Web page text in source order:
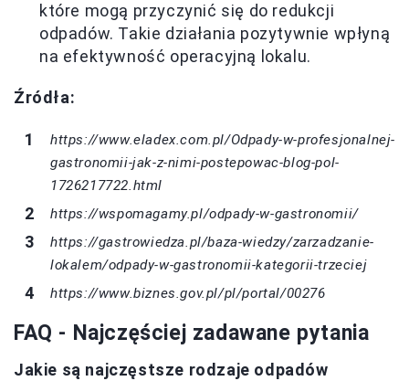
które mogą przyczynić się do redukcji
odpadów. Takie działania pozytywnie wpłyną
na efektywność operacyjną lokalu.
Źródła:
https://www.eladex.com.pl/Odpady-w-profesjonalnej-
gastronomii-jak-z-nimi-postepowac-blog-pol-
1726217722.html
https://wspomagamy.pl/odpady-w-gastronomii/
https://gastrowiedza.pl/baza-wiedzy/zarzadzanie-
lokalem/odpady-w-gastronomii-kategorii-trzeciej
https://www.biznes.gov.pl/pl/portal/00276
FAQ - Najczęściej zadawane pytania
Jakie są najczęstsze rodzaje odpadów